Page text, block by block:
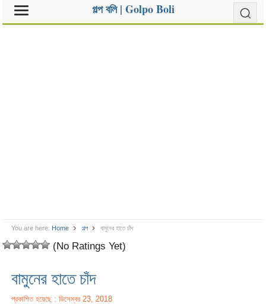
গল্প বলি | Golpo Boli
You are here: Home গল্প বামুনের হাতে চাঁদ
(No Ratings Yet)
বামুনের হাতে চাঁদ
প্রকাশিত হয়েছে : ডিসেম্বর 23, 2018